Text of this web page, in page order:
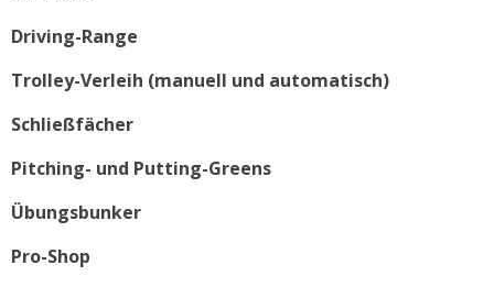
Driving-Range
Trolley-Verleih (manuell und automatisch)
Schließfächer
Pitching- und Putting-Greens
Übungsbunker
Pro-Shop